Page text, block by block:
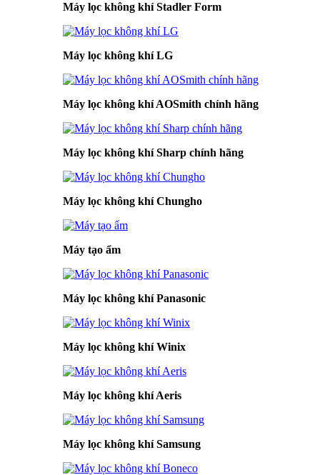
Máy lọc không khí Stadler Form
Máy lọc không khí LG
Máy lọc không khí AOSmith chính hãng
Máy lọc không khí Sharp chính hãng
Máy lọc không khí Chungho
Máy tạo ẩm
Máy lọc không khí Panasonic
Máy lọc không khí Winix
Máy lọc không khí Aeris
Máy lọc không khí Samsung